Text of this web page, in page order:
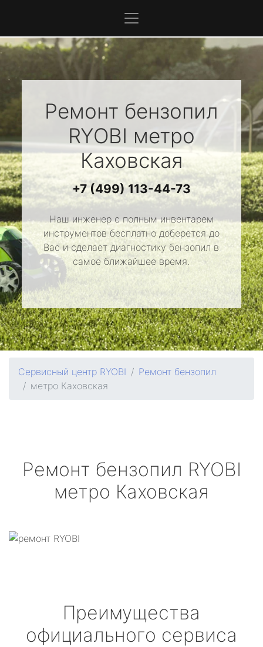
Ремонт бензопил
RYOBI метро
Каховская
+7 (499) 113-44-73
Наш инженер с полным инвентарем
инструментов бесплатно доберется до
Вас и сделает диагностику бензопил в
самое ближайшее время.
Сервисный центр RYOBI
Ремонт бензопил
метро Каховская
Ремонт бензопил RYOBI
метро Каховская
Преимущества
официального сервиса